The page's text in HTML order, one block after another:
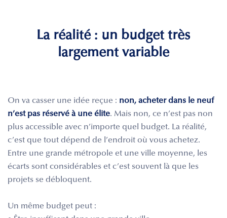
La réalité : un budget très
largement variable
On va casser une idée reçue : non, acheter dans le neuf
n’est pas réservé à une élite. Mais non, ce n’est pas non
plus accessible avec n’importe quel budget. La réalité,
c’est que tout dépend de l’endroit où vous achetez.
Entre une grande métropole et une ville moyenne, les
écarts sont considérables et c’est souvent là que les
projets se débloquent.
Un même budget peut :